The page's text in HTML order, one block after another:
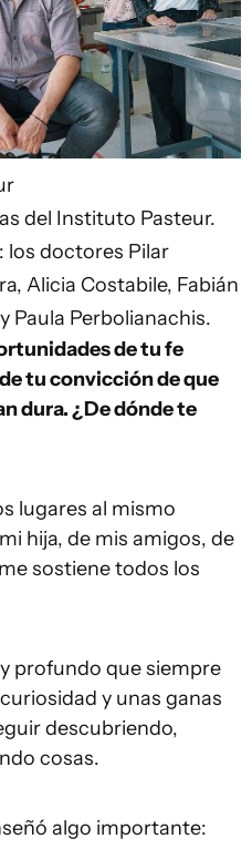
del Instituto Pasteur.
los doctores Pilar
Alicia Costabile, Fabián
Paula Perbolianachis.
de tu fe
tu convicción de que
dura. ¿De dónde te
lugares al mismo
hija, de mis amigos, de
sostiene todos los
profundo que siempre
y unas ganas
descubriendo,
cosas.
algo importante: